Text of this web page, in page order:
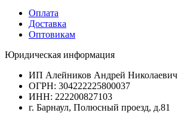
Оплата
Доставка
Оптовикам
Юридическая информация
ИП Алейников Андрей Николаевич
ОГРН: 304222225800037
ИНН: 222200827103
г. Барнаул, Полюсный проезд, д.81